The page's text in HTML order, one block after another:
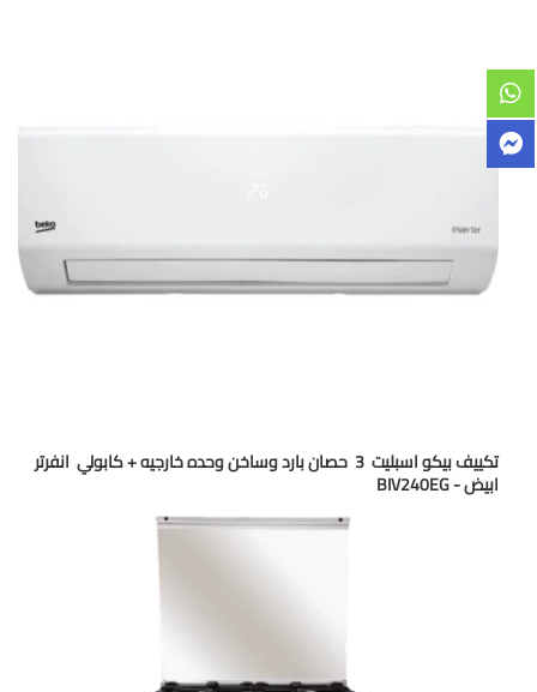
تكييف بيكو اسبليت 3 حصان بارد وساخن وحده خارجيه + كابولي انفرتر
ابيض - BIV240EG